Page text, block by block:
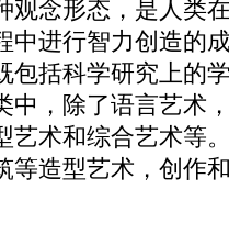
念形态，是人类
中进行智力创造的
包括科学研究上的
中，除了语言艺术
艺术和综合艺术等
等造型艺术，创作